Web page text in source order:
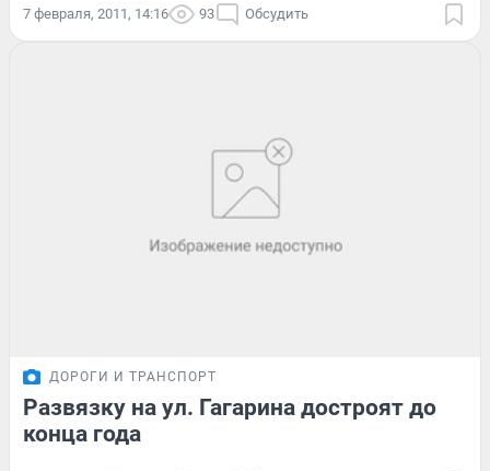
7 февраля, 2011, 14:16 93 Обсудить
ДОРОГИ И ТРАНСПОРТ
Развязку на ул. Гагарина достроят до
конца года